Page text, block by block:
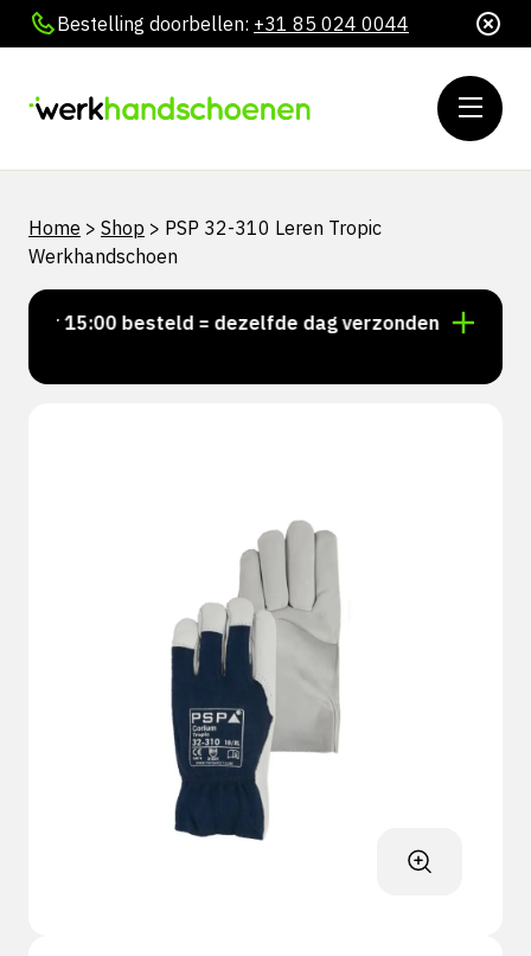
Bestelling doorbellen: +31 85 024 0044
Home > Shop > PSP 32-310 Leren Tropic
Werkhandschoen
15:00 besteld = dezelfde dag verzonden